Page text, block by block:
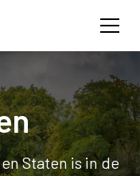
Staten is in de